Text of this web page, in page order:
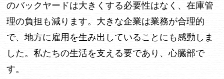
のバックヤードは大きくする必要性はなく、在庫管
理の負担も減ります。大きな企業は業務が合理的
で、地方に雇用を生み出していることにも感動しま
した。私たちの生活を支える要であり、心臓部で
す。